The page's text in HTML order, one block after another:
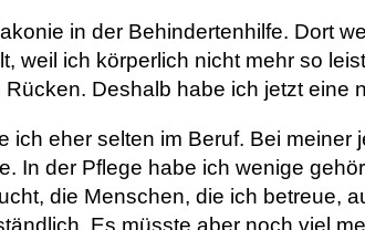
in der Behindertenhilfe. Dort
weil ich körperlich nicht mehr so
Deshalb habe ich jetzt eine
eher selten im Beruf. Bei
In der Pflege habe ich wenige
die Menschen, die ich betreue,
Es müsste aber noch viel